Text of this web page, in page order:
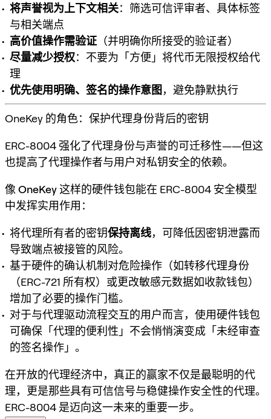
将声誉视为上下文相关：筛选可信评审者、具体标签
与相关端点
高价值操作需验证 （并明确你所接受的验证者）
尽量减少授权：不要为「方便」将代币无限授权给代
理
优先使用明确、签名的操作意图 ，避免静默执行
OneKey 的角色：保护代理身份背后的密钥
ERC-8004 强化了代理身份与声誉的可迁移性——但这
也提高了代理操作者与用户对私钥安全的依赖。
像 OneKey这样的硬件钱包能在 ERC-8004 安全模型
中发挥实用作用：
将代理所有者的密钥保持离线，可降低因密钥泄露而
导致端点被接管的风险。
基于硬件的确认机制对危险操作（如转移代理身份
（ERC-721 所有权）或更改敏感元数据如收款钱包）
增加了必要的操作门槛。
对于与代理驱动流程交互的用户而言，使用硬件钱包
可确保「代理的便利性」不会悄悄演变成「未经审查
的签名操作」。
在开放的代理经济中，真正的赢家不仅是最聪明的代
理，更是那些具有可信信号与稳健操作安全性的代理。
ERC-8004 是迈向这一未来的重要一步。